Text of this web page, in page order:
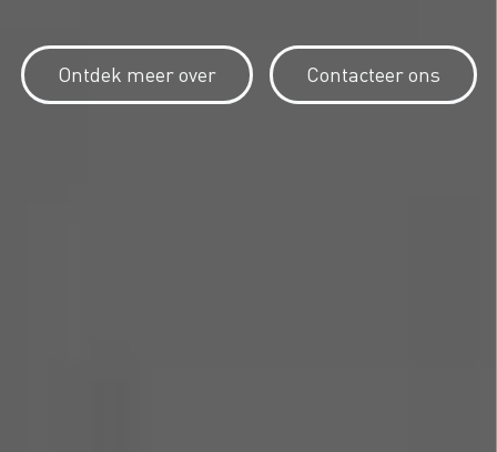
Ontdek meer over Contacteer ons